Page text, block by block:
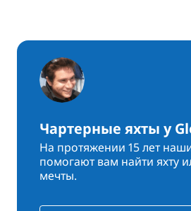
Чартерные яхты у
На протяжении 15 лет
помогают вам найти яхту
мечты.